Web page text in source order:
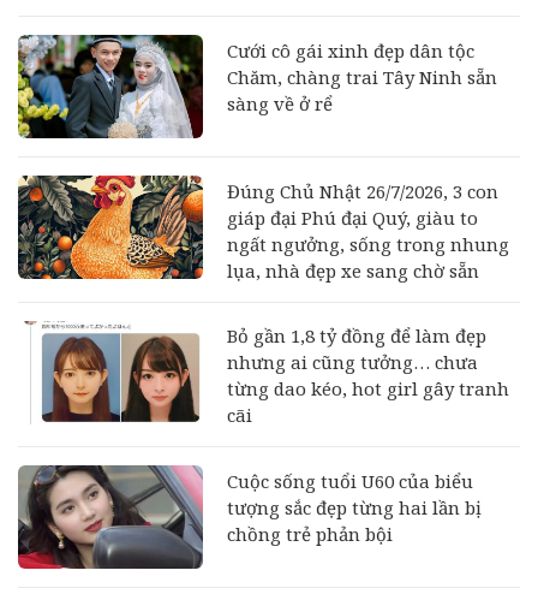
Cưới cô gái xinh đẹp dân tộc
Chăm, chàng trai Tây Ninh sẵn
sàng về ở rể
Đúng Chủ Nhật 26/7/2026, 3 con
giáp đại Phú đại Quý, giàu to
ngất ngưởng, sống trong nhung
lụa, nhà đẹp xe sang chờ sẵn
Bỏ gần 1,8 tỷ đồng để làm đẹp
nhưng ai cũng tưởng… chưa
từng dao kéo, hot girl gây tranh
cãi
Cuộc sống tuổi U60 của biểu
tượng sắc đẹp từng hai lần bị
chồng trẻ phản bội